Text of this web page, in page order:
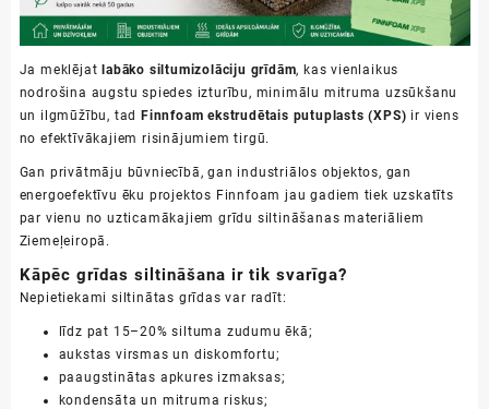
Ja meklējat labāko siltumizolāciju grīdām, kas vienlaikus
nodrošina augstu spiedes izturību, minimālu mitruma uzsūkšanu
un ilgmūžību, tad
Finnfoam ekstrudētais putuplasts (XPS) ir viens
no efektīvākajiem risinājumiem tirgū.
Gan privātmāju būvniecībā, gan industriālos objektos, gan
energoefektīvu ēku projektos Finnfoam jau gadiem tiek uzskatīts
par vienu no uzticamākajiem grīdu siltināšanas materiāliem
Ziemeļeiropā.
Kāpēc grīdas siltināšana ir tik svarīga?
Nepietiekami siltinātas grīdas var radīt:
līdz pat 15–20% siltuma zudumu ēkā;
aukstas virsmas un diskomfortu;
paaugstinātas apkures izmaksas;
kondensāta un mitruma riskus;